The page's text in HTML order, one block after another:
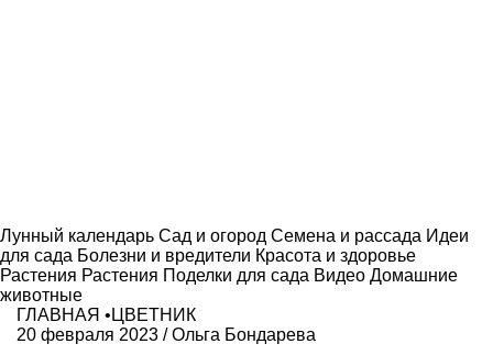
Лунный календарь Сад и огород Семена и рассада Идеи
для сада Болезни и вредители Красота и здоровье
Растения Растения Поделки для сада Видео Домашние
животные
ГЛАВНАЯ • ЦВЕТНИК
20 февраля 2023 /Ольга Бондарева